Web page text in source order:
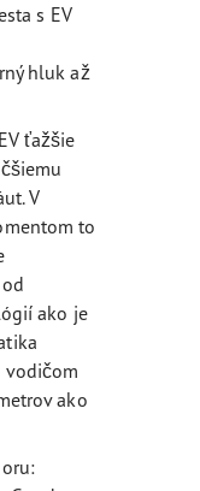
s EV
hluk až
ťažšie
V
to
ako je
vodičom
ako